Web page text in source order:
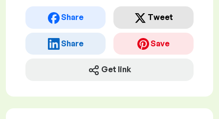
Share Tweet
Share Save
Get link